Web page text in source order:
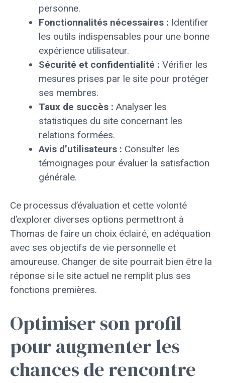
personne.
Fonctionnalités nécessaires : Identifier
les outils indispensables pour une bonne
expérience utilisateur.
Sécurité et confidentialité : Vérifier les
mesures prises par le site pour protéger
ses membres.
Taux de succès : Analyser les
statistiques du site concernant les
relations formées.
Avis d’utilisateurs : Consulter les
témoignages pour évaluer la satisfaction
générale.
Ce processus d’évaluation et cette volonté
d’explorer diverses options permettront à
Thomas de faire un choix éclairé, en adéquation
avec ses objectifs de vie personnelle et
amoureuse. Changer de site pourrait bien être la
réponse si le site actuel ne remplit plus ses
fonctions premières.
Optimiser son profil
pour augmenter les
chances de rencontre